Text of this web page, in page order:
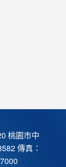
桃園市中
傳真：